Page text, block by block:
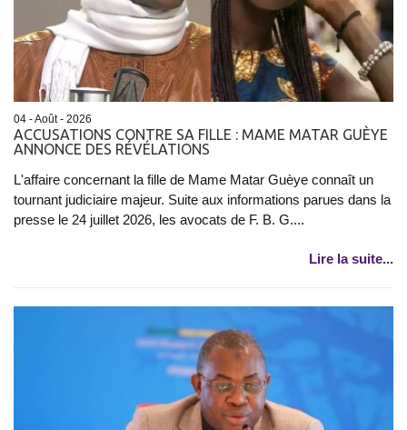
04 - Août - 2026
ACCUSATIONS CONTRE SA FILLE : MAME MATAR GUÈYE
ANNONCE DES RÉVÉLATIONS
L'affaire concernant la fille de Mame Matar Guèye connaît un
tournant judiciaire majeur. Suite aux informations parues dans la
presse le 24 juillet 2026, les avocats de F. B. G....
Lire la suite...